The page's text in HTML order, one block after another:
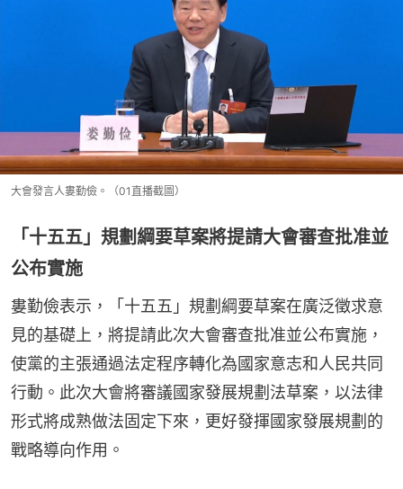
大會發言人婁勤儉。（01直播截圖）
「十五五」規劃綱要草案將提請大會審查批准並
公布實施
婁勤儉表示，「十五五」規劃綱要草案在廣泛徵求意
見的基礎上，將提請此次大會審查批准並公布實施，
使黨的主張通過法定程序轉化為國家意志和人民共同
行動。此次大會將審議國家發展規劃法草案，以法律
形式將成熟做法固定下來，更好發揮國家發展規劃的
戰略導向作用。